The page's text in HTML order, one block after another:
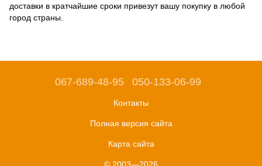
доставки в кратчайшие сроки привезут вашу покупку в любой
город страны.
067-689-48-95 050-133-06-99
Контакты
Полная версия сайта
Карта сайта
© 2003—2026